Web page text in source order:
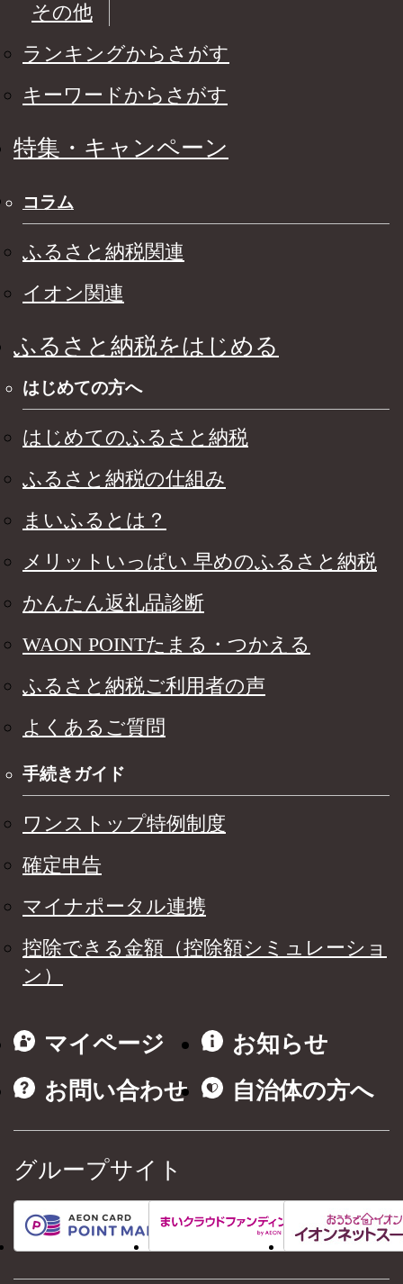
その他
ランキングからさがす
キーワードからさがす
特集・キャンペーン
コラム
ふるさと納税関連
イオン関連
ふるさと納税をはじめる
はじめての方へ
はじめてのふるさと納税
ふるさと納税の仕組み
まいふるとは？
メリットいっぱい 早めのふるさと納税
かんたん返礼品診断
WAON POINTたまる・つかえる
ふるさと納税ご利用者の声
よくあるご質問
手続きガイド
ワンストップ特例制度
確定申告
マイナポータル連携
控除できる金額（控除額シミュレーショ
ン）
マイページ
お知らせ
お問い合わせ
自治体の方へ
グループサイト